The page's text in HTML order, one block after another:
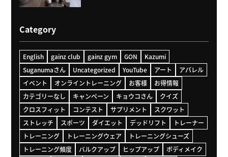
Category
English gainz club gainz gym GON
Kazumi
Suganumaさん
Uncategorized YouTube アート
アパレル
イベント
オンライントレーニング お客様
お得情報
カテゴリーなし
キャンペーン キョウコさん
クイズ
クロスフィット
コンテスト サプリメント
スクワット
ストレッチ
スポーツ ダイエット デッドリフト
トレーナー
トレーニング
トレーニングウェア
トレーニングシューズ
トレーニング頻度
バルクアップ ヒップアップ
ボディメイク